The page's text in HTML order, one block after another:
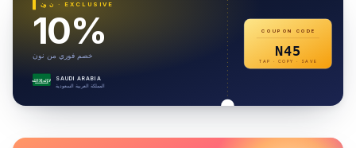
نون · EXCLUSIVE
10%
خصم فوري من نون
لا إله إلا الله SAUDI ARABIA
المملكة العربية السعودية
COUPON CODE
N45
TAP · COPY · SAVE